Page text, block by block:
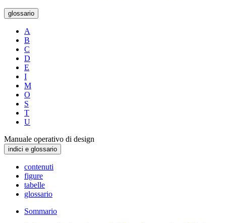
glossario
A
B
C
D
E
I
M
O
S
T
U
Manuale operativo di design
indici e glossario
contenuti
figure
tabelle
glossario
Sommario